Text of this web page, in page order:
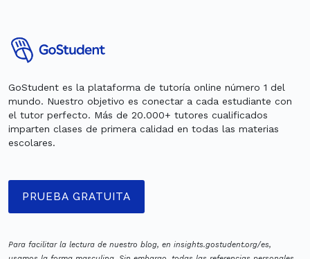
GoStudent es la plataforma de tutoría online número 1 del
mundo. Nuestro objetivo es conectar a cada estudiante con
el tutor perfecto. Más de 20.000+ tutores cualificados
imparten clases de primera calidad en todas las materias
escolares.
PRUEBA GRATUITA
Para facilitar la lectura de nuestro blog, en insights.gostudent.org/es,